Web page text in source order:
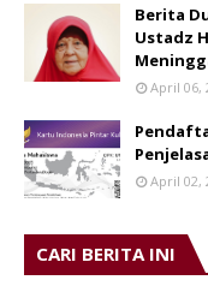
Berita
Ustadz
April 06,
April 02,
CARI BERITA INI